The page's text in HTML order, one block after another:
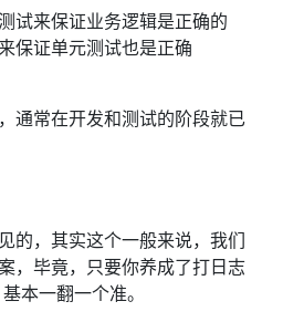
试来保证业务逻辑是正确的
保证单元测试也是正确
通常在开发和测试的阶段就已
的，其实这个一般来说，我们
，毕竟，只要你养成了打日志
本一翻一个准。